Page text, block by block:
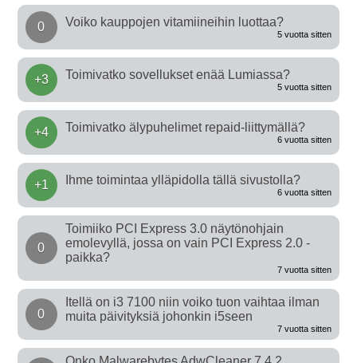
0 Voiko kauppojen vitamiineihin luottaa?
5 vuotta sitten
+3 Toimivatko sovellukset enää Lumiassa?
5 vuotta sitten
+4 Toimivatko älypuhelimet repaid-liittymällä?
6 vuotta sitten
+1 Ihme toimintaa ylläpidolla tällä sivustolla?
6 vuotta sitten
0
Toimiiko PCI Express 3.0 näytönohjain
emolevyllä, jossa on vain PCI Express 2.0 -
paikka?
7 vuotta sitten
0
Itellä on i3 7100 niin voiko tuon vaihtaa ilman
muita päivityksiä johonkin i5seen
7 vuotta sitten